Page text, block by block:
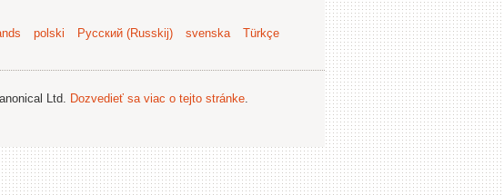
polski Русский (Russkij) svenska
Türkçe
Ltd. Dozvedieť sa viac o tejto stránke.